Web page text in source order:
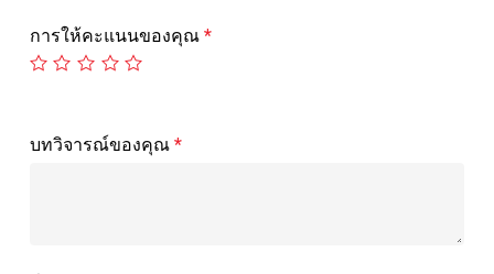
การให้คะแนนของคุณ *
บทวิจารณ์ของคุณ *